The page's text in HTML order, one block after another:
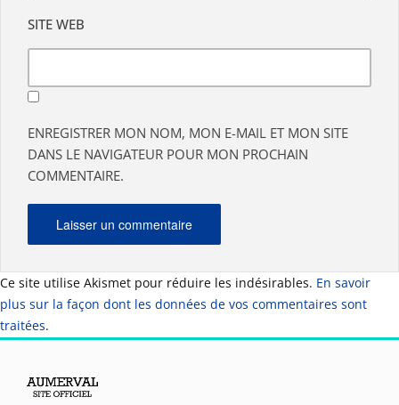
SITE WEB
ENREGISTRER MON NOM, MON E-MAIL ET MON SITE
DANS LE NAVIGATEUR POUR MON PROCHAIN
COMMENTAIRE.
Ce site utilise Akismet pour réduire les indésirables. En savoir
plus sur la façon dont les données de vos commentaires sont
traitées.